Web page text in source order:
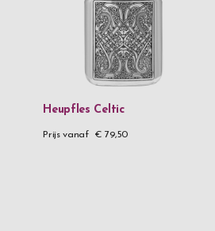
Heupfles Celtic
Prijs vanaf € 79,50